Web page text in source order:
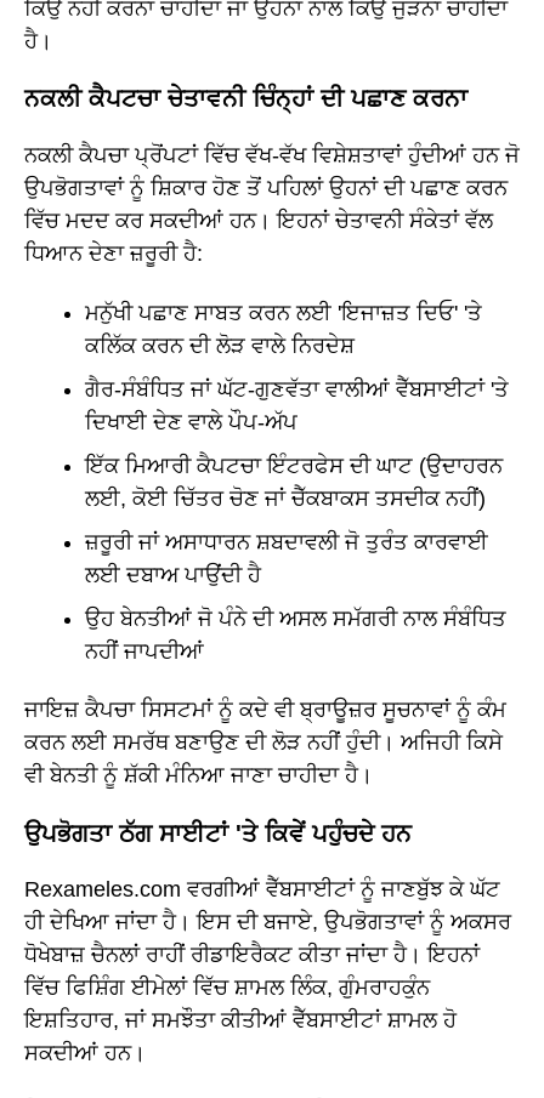
ਕਿਉਂ ਨਹੀਂ ਕਰਨਾ ਚਾਹੀਦਾ ਜਾਂ ਉਹਨਾਂ ਨਾਲ ਕਿਉਂ ਜੁੜਨਾ ਚਾਹੀਦਾ
ਹੈ।
ਨਕਲੀ ਕੈਪਟਚਾ ਚੇਤਾਵਨੀ ਚਿੰਨ੍ਹਾਂ ਦੀ ਪਛਾਣ ਕਰਨਾ
ਨਕਲੀ ਕੈਪਚਾ ਪ੍ਰੋਂਪਟਾਂ ਵਿੱਚ ਵੱਖ-ਵੱਖ ਵਿਸ਼ੇਸ਼ਤਾਵਾਂ ਹੁੰਦੀਆਂ ਹਨ ਜੋ
ਉਪਭੋਗਤਾਵਾਂ ਨੂੰ ਸ਼ਿਕਾਰ ਹੋਣ ਤੋਂ ਪਹਿਲਾਂ ਉਹਨਾਂ ਦੀ ਪਛਾਣ ਕਰਨ
ਵਿੱਚ ਮਦਦ ਕਰ ਸਕਦੀਆਂ ਹਨ। ਇਹਨਾਂ ਚੇਤਾਵਨੀ ਸੰਕੇਤਾਂ ਵੱਲ
ਧਿਆਨ ਦੇਣਾ ਜ਼ਰੂਰੀ ਹੈ:
ਮਨੁੱਖੀ ਪਛਾਣ ਸਾਬਤ ਕਰਨ ਲਈ 'ਇਜਾਜ਼ਤ ਦਿਓ' 'ਤੇ
ਕਲਿੱਕ ਕਰਨ ਦੀ ਲੋੜ ਵਾਲੇ ਨਿਰਦੇਸ਼
ਗੈਰ-ਸੰਬੰਧਿਤ ਜਾਂ ਘੱਟ-ਗੁਣਵੱਤਾ ਵਾਲੀਆਂ ਵੈੱਬਸਾਈਟਾਂ 'ਤੇ
ਦਿਖਾਈ ਦੇਣ ਵਾਲੇ ਪੌਪ-ਅੱਪ
ਇੱਕ ਮਿਆਰੀ ਕੈਪਟਚਾ ਇੰਟਰਫੇਸ ਦੀ ਘਾਟ (ਉਦਾਹਰਨ
ਲਈ, ਕੋਈ ਚਿੱਤਰ ਚੋਣ ਜਾਂ ਚੈੱਕਬਾਕਸ ਤਸਦੀਕ ਨਹੀਂ)
ਜ਼ਰੂਰੀ ਜਾਂ ਅਸਾਧਾਰਨ ਸ਼ਬਦਾਵਲੀ ਜੋ ਤੁਰੰਤ ਕਾਰਵਾਈ
ਲਈ ਦਬਾਅ ਪਾਉਂਦੀ ਹੈ
ਉਹ ਬੇਨਤੀਆਂ ਜੋ ਪੰਨੇ ਦੀ ਅਸਲ ਸਮੱਗਰੀ ਨਾਲ ਸੰਬੰਧਿਤ
ਨਹੀਂ ਜਾਪਦੀਆਂ
ਜਾਇਜ਼ ਕੈਪਚਾ ਸਿਸਟਮਾਂ ਨੂੰ ਕਦੇ ਵੀ ਬ੍ਰਾਊਜ਼ਰ ਸੂਚਨਾਵਾਂ ਨੂੰ ਕੰਮ
ਕਰਨ ਲਈ ਸਮਰੱਥ ਬਣਾਉਣ ਦੀ ਲੋੜ ਨਹੀਂ ਹੁੰਦੀ। ਅਜਿਹੀ ਕਿਸੇ
ਵੀ ਬੇਨਤੀ ਨੂੰ ਸ਼ੱਕੀ ਮੰਨਿਆ ਜਾਣਾ ਚਾਹੀਦਾ ਹੈ।
ਉਪਭੋਗਤਾ ਠੱਗ ਸਾਈਟਾਂ 'ਤੇ ਕਿਵੇਂ ਪਹੁੰਚਦੇ ਹਨ
Rexameles.com ਵਰਗੀਆਂ ਵੈੱਬਸਾਈਟਾਂ ਨੂੰ ਜਾਣਬੁੱਝ ਕੇ ਘੱਟ
ਹੀ ਦੇਖਿਆ ਜਾਂਦਾ ਹੈ। ਇਸ ਦੀ ਬਜਾਏ, ਉਪਭੋਗਤਾਵਾਂ ਨੂੰ ਅਕਸਰ
ਧੋਖੇਬਾਜ਼ ਚੈਨਲਾਂ ਰਾਹੀਂ ਰੀਡਾਇਰੈਕਟ ਕੀਤਾ ਜਾਂਦਾ ਹੈ। ਇਹਨਾਂ
ਵਿੱਚ ਫਿਸ਼ਿੰਗ ਈਮੇਲਾਂ ਵਿੱਚ ਸ਼ਾਮਲ ਲਿੰਕ, ਗੁੰਮਰਾਹਕੁੰਨ
ਇਸ਼ਤਿਹਾਰ, ਜਾਂ ਸਮਝੌਤਾ ਕੀਤੀਆਂ ਵੈੱਬਸਾਈਟਾਂ ਸ਼ਾਮਲ ਹੋ
ਸਕਦੀਆਂ ਹਨ।